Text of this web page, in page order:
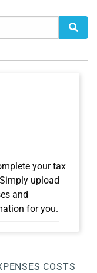
your tax
upload
and
for you.
COSTS